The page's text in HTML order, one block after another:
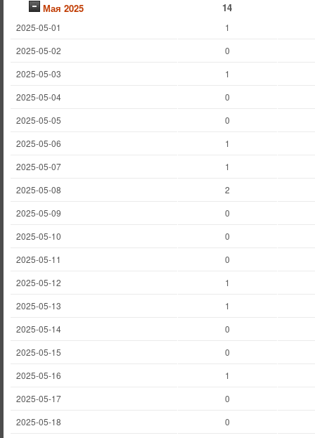
Мая 2025 14
2025-05-01
1
2025-05-02
0
2025-05-03
1
2025-05-04
0
2025-05-05
0
2025-05-06
1
2025-05-07
1
2025-05-08
2
2025-05-09
0
2025-05-10
0
2025-05-11
0
2025-05-12
1
2025-05-13
1
2025-05-14
0
2025-05-15
0
2025-05-16
1
2025-05-17
0
2025-05-18
0